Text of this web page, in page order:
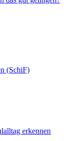
(SchiF)
erkennen